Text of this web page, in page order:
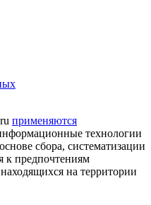
применяются
технологии
сбора, систематизации
к предпочтениям
на территории